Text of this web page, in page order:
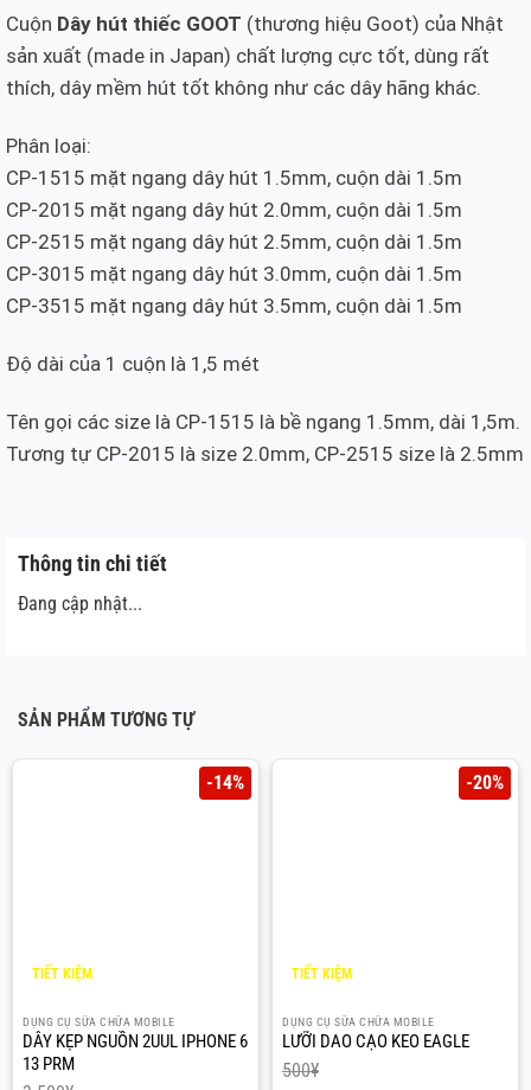
Cuộn Dây hút thiếc GOOT (thương hiệu Goot) của Nhật
sản xuất (made in Japan) chất lượng cực tốt, dùng rất
thích, dây mềm hút tốt không như các dây hãng khác.
Phân loại:
CP-1515 mặt ngang dây hút 1.5mm, cuộn dài 1.5m
CP-2015 mặt ngang dây hút 2.0mm, cuộn dài 1.5m
CP-2515 mặt ngang dây hút 2.5mm, cuộn dài 1.5m
CP-3015 mặt ngang dây hút 3.0mm, cuộn dài 1.5m
CP-3515 mặt ngang dây hút 3.5mm, cuộn dài 1.5m
Độ dài của 1 cuộn là 1,5 mét
Tên gọi các size là CP-1515 là bề ngang 1.5mm, dài 1,5m.
Tương tự CP-2015 là size 2.0mm, CP-2515 size là 2.5mm
Thông tin chi tiết
Đang cập nhật...
SẢN PHẨM TƯƠNG TỰ
-14%
TIẾT KIỆM
DỤNG CỤ SỮA CHỮA MOBILE
DÂY KẸP NGUỒN 2UUL IPHONE 6
13 PRM
-20%
TIẾT KIỆM
DỤNG CỤ SỮA CHỮA MOBILE
LƯỠI DAO CẠO KEO EAGLE
500¥